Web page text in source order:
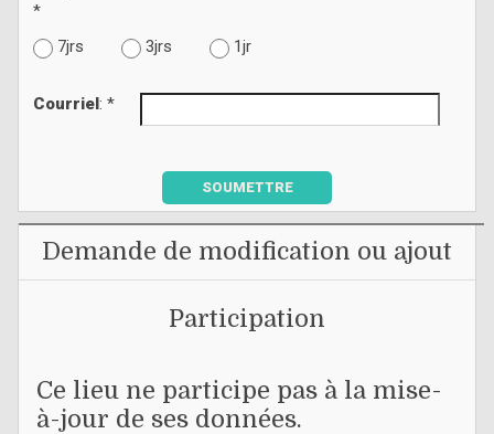
*
7jrs
3jrs 1jr
Courriel : *
SOUMETTRE
Demande de modification ou ajout
Participation
Ce lieu ne participe pas à la mise-
à-jour de ses données.